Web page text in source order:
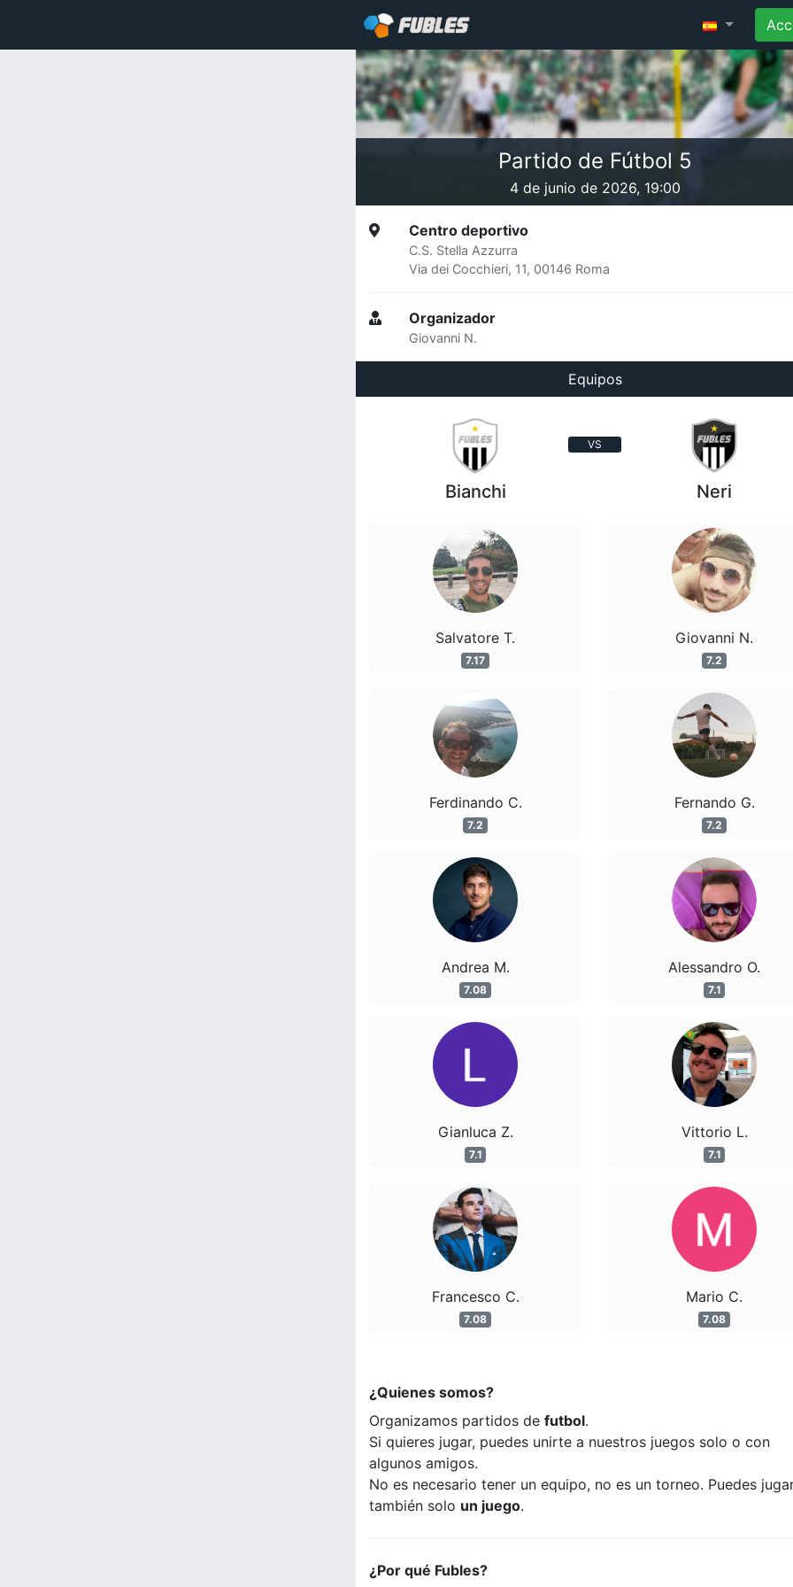
Partido de Fútbol 5
4 de junio de 2026, 19:00
Centro deportivo
C.S. Stella Azzurra
Via dei Cocchieri, 11, 00146 Roma
Organizador
Giovanni N.
Equipos
VS
Bianchi
Salvatore T.
7.17
Ferdinando C.
7.2
Andrea M.
7.08
Gianluca Z.
7.1
Francesco C.
7.08
Neri
Giovanni N.
7.2
Fernando G.
7.2
Alessandro O.
7.1
Vittorio L.
7.1
Mario C.
7.08
¿Quienes somos?
Organizamos partidos de futbol.
Si quieres jugar, puedes unirte a nuestros juegos solo o con
algunos amigos.
No es necesario tener un equipo, no es un torneo. Puedes
también solo un juego.
¿Por qué Fubles?